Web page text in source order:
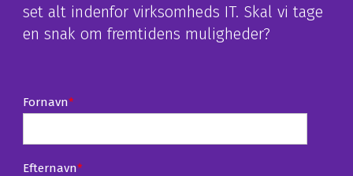
set alt indenfor virksomheds IT. Skal vi tage
en snak om fremtidens muligheder?
Fornavn*
Efternavn*